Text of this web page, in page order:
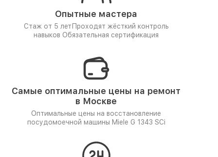
Опытные мастера
Стаж от 5 лет Проходят жёсткий контроль
навыков Обязательная сертификация
Самые оптимальные цены на ремонт
в Москве
Оптимальные цены на восстановление
посудомоечной машины Miele G 1343 SCi